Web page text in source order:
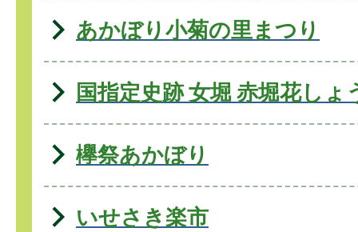
あかぼり小菊の里まつり
国指定史跡 女堀 赤堀花しょ
欅祭あかぼり
いせさき楽市